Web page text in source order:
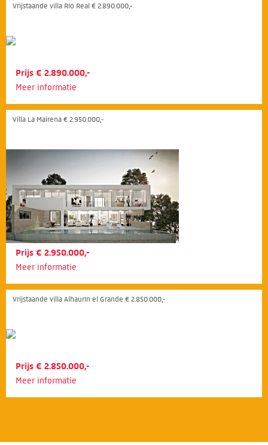
Vrijstaande villa Río Real € 2.890.000,-
Prijs € 2.890.000,-
Meer informatie
Villa La Mairena € 2.950.000,-
Prijs € 2.950.000,-
Meer informatie
Vrijstaande villa Alhaurín el Grande € 2.850.000,-
Prijs € 2.850.000,-
Meer informatie